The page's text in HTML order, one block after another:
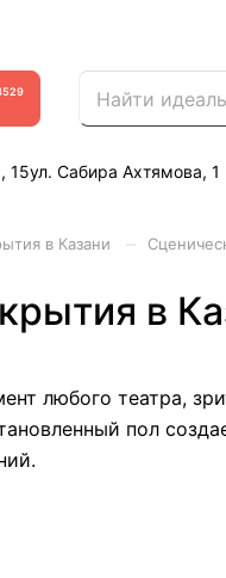
15ул. Сабира Ахтямова, 1
в Казани
в
любого театра,
пол